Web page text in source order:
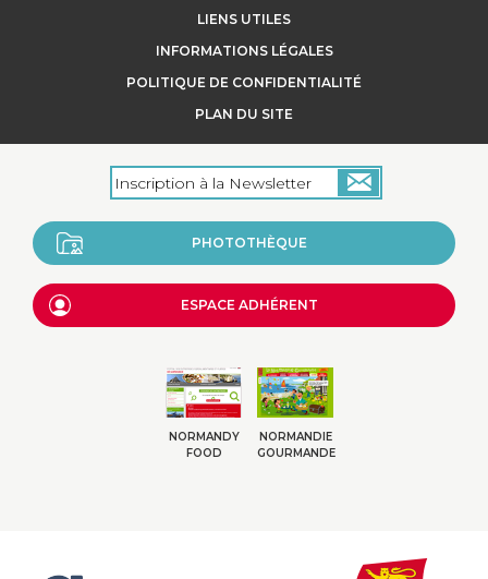
LIENS UTILES
INFORMATIONS LÉGALES
POLITIQUE DE CONFIDENTIALITÉ
PLAN DU SITE
PHOTOTHÈQUE
ESPACE ADHÉRENT
NORMANDY
FOOD
NORMANDIE
GOURMANDE